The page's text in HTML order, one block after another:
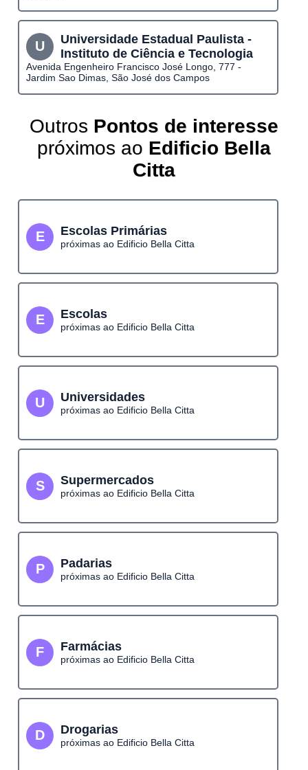
U
Universidade Estadual Paulista -
Instituto de Ciência e Tecnologia
Avenida Engenheiro Francisco José Longo, 777 -
Jardim Sao Dimas, São José dos Campos
Outros Pontos de interesse
próximos ao Edificio Bella
Citta
E Escolas Primárias
próximas ao Edificio Bella Citta
E Escolas
próximas ao Edificio Bella Citta
U Universidades
próximas ao Edificio Bella Citta
S Supermercados
próximas ao Edificio Bella Citta
P Padarias
próximas ao Edificio Bella Citta
F Farmácias
próximas ao Edificio Bella Citta
D Drogarias
próximas ao Edificio Bella Citta